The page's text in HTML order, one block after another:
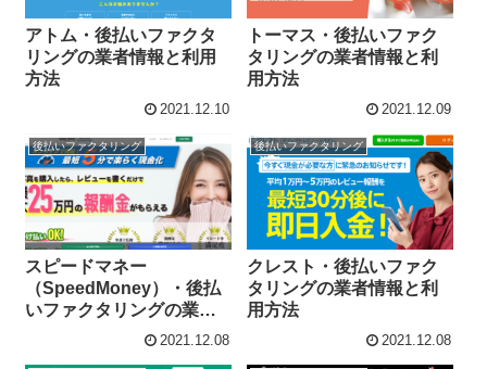
アトム・後払いファクタ
リングの業者情報と利用
方法
2021.12.10
トーマス・後払いファク
タリングの業者情報と利
用方法
2021.12.09
後払いファクタリング
スピードマネー
（SpeedMoney）・後払
いファクタリングの業者
情報と利用方法
2021.12.08
後払いファクタリング
クレスト・後払いファク
タリングの業者情報と利
用方法
2021.12.08